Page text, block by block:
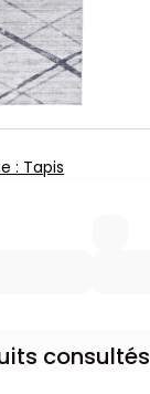
: Tapis
consultés